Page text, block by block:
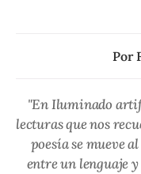
Por
"En Iluminado
lecturas que nos
poesía se mueve
entre un lenguaje